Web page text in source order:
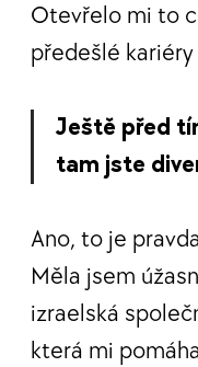
Otevřelo mi to
předešlé
Ještě před
tam jste
Ano, to je
Měla jsem
izraelská
která mi